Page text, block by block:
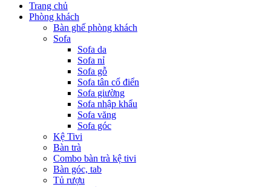
Trang chủ
Phòng khách
Bàn ghế phòng khách
Sofa
Sofa da
Sofa nỉ
Sofa gỗ
Sofa tân cổ điển
Sofa giường
Sofa nhập khẩu
Sofa văng
Sofa góc
Kệ Tivi
Bàn trà
Combo bàn trà kệ tivi
Bàn góc, tab
Tủ rượu